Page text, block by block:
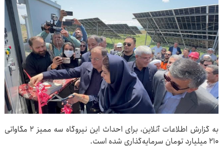
به گزارش اطلاعات آنلاین، برای احداث این نیروگاه‌ سه ممیز ۲ مگاواتی
۲۱۰ میلیارد تومان سرمایه‌گذاری شده است.